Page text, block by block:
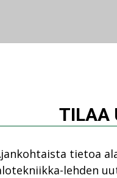
TILAA
tietoa
lehden